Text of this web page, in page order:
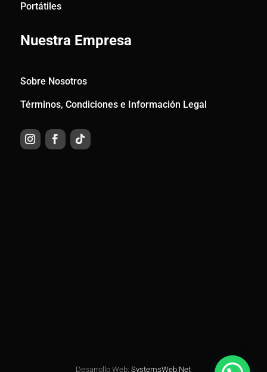
Portátiles
Nuestra Empresa
Sobre Nosotros
Términos, Condiciones e Información Legal
Desarrollo Web: SystemsWeb.Net